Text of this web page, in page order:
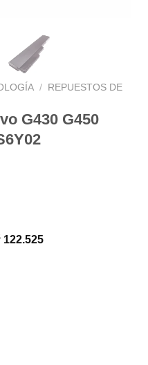
/
REPUESTOS DE
G430 G450
122.525